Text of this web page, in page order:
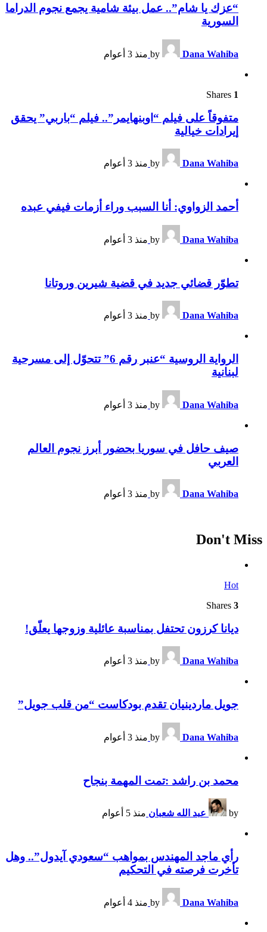
“عزك يا شام”.. عمل بيئة شامية يجمع نجوم الدراما
السورية
by Dana Wahiba منذ 3 أعوام
1
متفوقاً على فيلم “اوبنهايمر”.. فيلم “باربي” يحقق
إيرادات خيالية
by Dana Wahiba منذ 3 أعوام
أحمد الزواوي: أنا السبب وراء أزمات فيفي عبده
by Dana Wahiba منذ 3 أعوام
تطوّر قضائي جديد في قضية شيرين وروتانا
by Dana Wahiba منذ 3 أعوام
الرواية الروسية “عنبر رقم 6” تتحوّل إلى مسرحية
لبنانية
by Dana Wahiba منذ 3 أعوام
صيف حافل في سوريا بحضور أبرز نجوم العالم
العربي
by Dana Wahiba منذ 3 أعوام
Don't Miss
Hot
3
ديانا كرزون تحتفل بمناسبة عائلية وزوجها يعلّق!
by Dana Wahiba منذ 3 أعوام
جويل ماردينيان تقدم بودكاست “من قلب جويل”
by Dana Wahiba منذ 3 أعوام
محمد بن راشد :تمت المهمة بنجاح
by عبد الله شعبان منذ 5 أعوام
رأي ماجد المهندس بمواهب “سعودي آيدول”.. وهل
تأخرت فرصته في التحكيم
by Dana Wahiba منذ 4 أعوام